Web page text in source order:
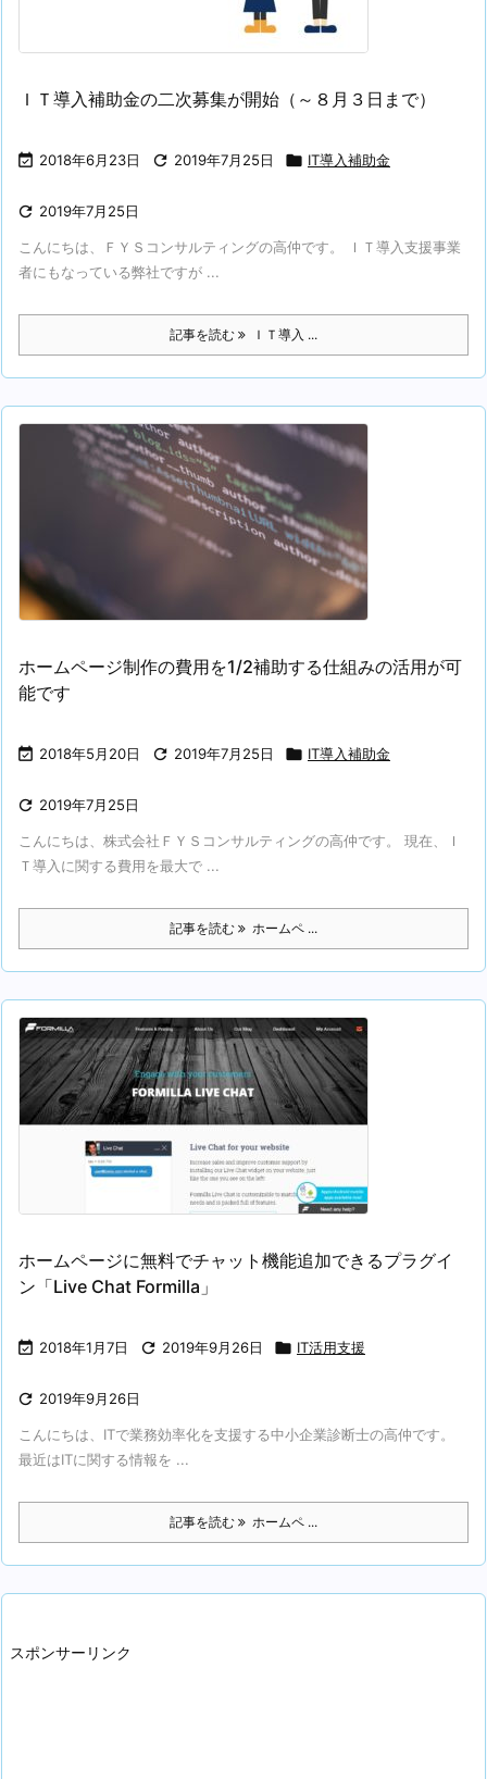
ＩＴ導入補助金の二次募集が開始（～８月３日まで）
 2018年6月23日  2019年7月25日  IT導入補助金
 2019年7月25日
こんにちは、ＦＹＳコンサルティングの高仲です。 ＩＴ導入支援事業
者にもなっている弊社ですが ...
記事を読む ＩＴ導入 ...
ホームページ制作の費用を1/2補助する仕組みの活用が可
能です
 2018年5月20日  2019年7月25日  IT導入補助金
 2019年7月25日
こんにちは、株式会社ＦＹＳコンサルティングの高仲です。 現在、Ｉ
Ｔ導入に関する費用を最大で ...
記事を読む ホームペ ...
ホームページに無料でチャット機能追加できるプラグイ
ン「Live Chat Formilla」
 2018年1月7日  2019年9月26日  IT活用支援
 2019年9月26日
こんにちは、ITで業務効率化を支援する中小企業診断士の高仲です。
最近はITに関する情報を ...
記事を読む ホームペ ...
スポンサーリンク